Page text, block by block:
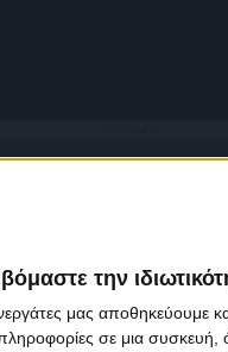
την
μας αποθηκεύουμε
σε μια συσκευή,